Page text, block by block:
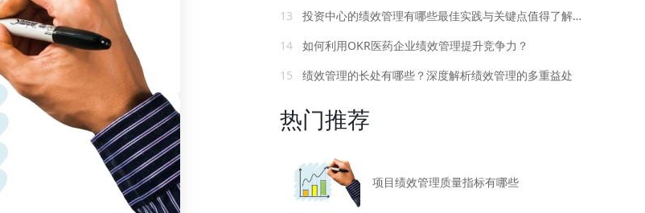
13
投资中心的绩效管理有哪些最佳实践与关键点值得了解吗？
14
如何利用OKR医药企业绩效管理提升竞争力？
15
绩效管理的长处有哪些？深度解析绩效管理的多重益处
热门推荐
项目绩效管理质量指标有哪些